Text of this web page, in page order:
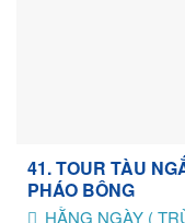
41. TOUR TÀU
PHÁO BÔNG
HẰNG NGÀY (